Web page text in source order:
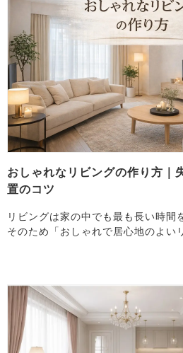
おしゃれなリビングの作り方｜
置のコツ
リビングは家の中でも最も長い時間
そのため「おしゃれで居心地のよい